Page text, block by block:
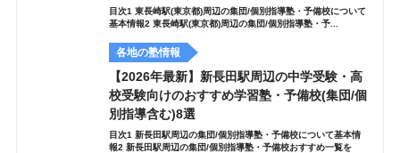
目次1 東長崎駅(東京都)周辺の集団/個別指導塾・予備校について
基本情報2 東長崎駅(東京都)周辺の集団/個別指導塾・予...
各地の塾情報
【2026年最新】新長田駅周辺の中学受験・高
校受験向けのおすすめ学習塾・予備校(集団/個
別指導含む)8選
目次1 新長田駅周辺の集団/個別指導塾・予備校について基本情
報2 新長田駅周辺の集団/個別指導塾・予備校おすすめ一覧を